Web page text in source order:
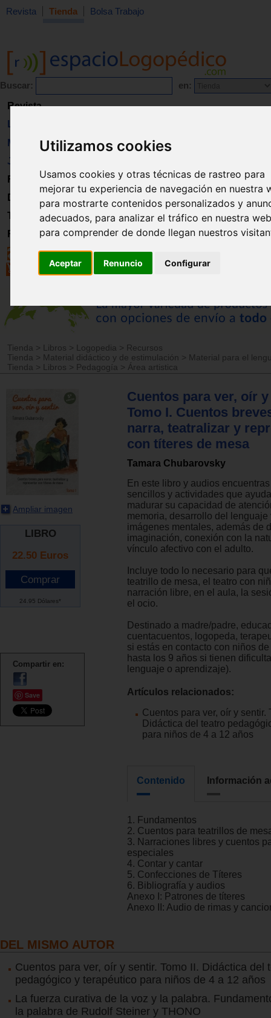
Utilizamos cookies
Usamos cookies y otras técnicas de rastreo para
mejorar tu experiencia de navegación en nuestra
para mostrarte contenidos personalizados y
adecuados, para analizar el tráfico en nuestra
para comprender de donde llegan nuestros
Aceptar Renuncio Configurar
Revista Tienda Bolsa Trabajo
Buscar: en:
Revista
Libros
Material
Juguetes
Formación
Directorio
Trabajo
Registro
Tienda > Libros > Logopedia > Recursos
Tienda
> Material didáctico y de estimulación > Material para el
Tienda
> Libros > Pedagogía > Área artistica
Ampliar imagen
LIBRO
22.50 Euros
24.95 Dólares*
Compartir en:
Save
Cuentos para ver, oír
Tomo I. Cuentos
narra, teatralizar y
con títeres de mesa
Tamara Chubarovsky
En este libro y audios
sencillos y actividades que
madurar su capacidad de
memoria, desarrollo del lenguaje
imágenes mentales, además de
imaginación, conexión con la
vínculo afectivo con el adulto.
Incluye todo lo necesario para
teatrillo de mesa, el teatro con
narración libre, en el aula, la
el ocio.
Destinado a madre/padre,
cuentacuentos, logopeda,
si estás en contacto con niños
hasta los 9 años si tienen
lenguaje o aprendizaje).
Artículos relacionados:
Cuentos para ver, oír y sentir.
Didáctica del teatro
para niños de 4 a 12 años
Contenido Información
1. Fundamentos
2. Cuentos para teatrillos de
3. Narraciones libres y cuentos
especiales
4. Contar y cantar
5. Confecciones de Títeres
6. Bibliografía y audios
Anexo I: Patrones de títeres
Anexo II: Audio de rimas y
DEL MISMO AUTOR
Cuentos para ver, oír y sentir. Tomo II. Didáctica del
pedagógico y terapéutico para niños de 4 a 12 años
La fuerza curativa de la voz y la palabra.
la palabra de Rudolf Steiner y THONO